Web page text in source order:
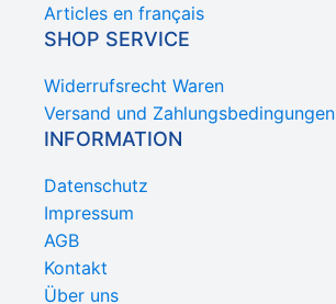
Articles en français
SHOP SERVICE
Widerrufsrecht Waren
Versand und Zahlungsbedingungen
INFORMATION
Datenschutz
Impressum
AGB
Kontakt
Über uns